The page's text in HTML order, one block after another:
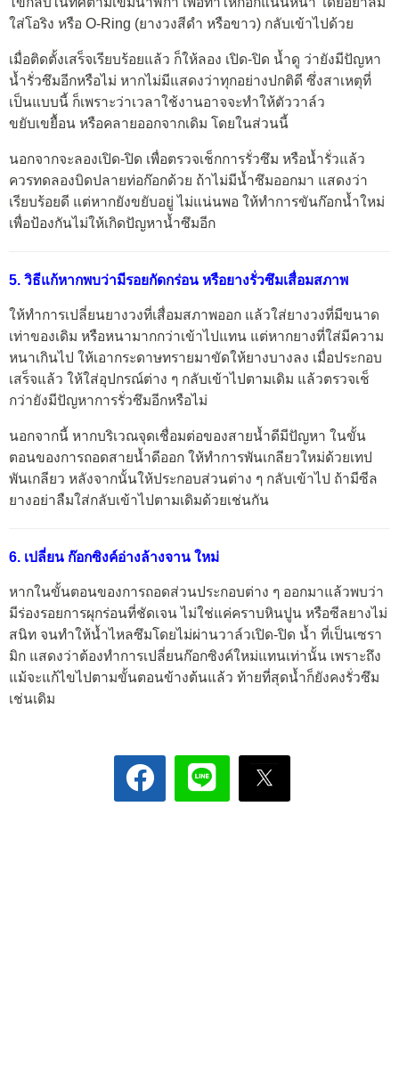
ใส่โอริง หรือ O-Ring (ยางวงสีดำ หรือขาว) กลับเข้าไปด้วย
เมื่อติดตั้งเสร็จเรียบร้อยแล้ว ก็ให้ลอง เปิด-ปิด น้ำดู ว่ายังมีปัญหา
น้ำรั่วซึมอีกหรือไม่ หากไม่มีแสดงว่าทุกอย่างปกติดี ซึ่งสาเหตุที่
เป็นแบบนี้ ก็เพราะว่าเวลาใช้งานอาจจะทำให้ตัววาล์ว
ขยับเขยื้อน หรือคลายออกจากเดิม โดยในส่วนนี้
นอกจากจะลองเปิด-ปิด เพื่อตรวจเช็กการรั่วซึม หรือน้ำรั่วแล้ว
ควรทดลองบิดปลายท่อก๊อกด้วย ถ้าไม่มีน้ำซึมออกมา แสดงว่า
เรียบร้อยดี แต่หากยังขยับอยู่ ไม่แน่นพอ ให้ทำการขันก๊อกน้ำใหม่
เพื่อป้องกันไม่ให้เกิดปัญหาน้ำซึมอีก
5. วิธีแก้หากพบว่ามีรอยกัดกร่อน หรือยางรั่วซึมเสื่อมสภาพ
ให้ทำการเปลี่ยนยางวงที่เสื่อมสภาพออก แล้วใส่ยางวงที่มีขนาด
เท่าของเดิม หรือหนามากกว่าเข้าไปแทน แต่หากยางที่ใส่มีความ
หนาเกินไป ให้เอากระดาษทรายมาขัดให้ยางบางลง เมื่อประกอบ
เสร็จแล้ว ให้ใส่อุปกรณ์ต่าง ๆ กลับเข้าไปตามเดิม แล้วตรวจเช็
กว่ายังมีปัญหาการรั่วซึมอีกหรือไม่
นอกจากนี้ หากบริเวณจุดเชื่อมต่อของสายน้ำดีมีปัญหา ในขั้น
ตอนของการถอดสายน้ำดีออก ให้ทำการพันเกลียวใหม่ด้วยเทป
พันเกลียว หลังจากนั้นให้ประกอบส่วนต่าง ๆ กลับเข้าไป ถ้ามีซีล
ยางอย่าลืมใส่กลับเข้าไปตามเดิมด้วยเช่นกัน
6. เปลี่ยน ก๊อกซิงค์อ่างล้างจาน ใหม่
หากในขั้นตอนของการถอดส่วนประกอบต่าง ๆ ออกมาแล้วพบว่า
มีร่องรอยการผุกร่อนที่ชัดเจน ไม่ใช่แค่คราบหินปูน หรือซีลยางไม่
สนิท จนทำให้น้ำไหลซึมโดยไม่ผ่านวาล์วเปิด-ปิด น้ำ ที่เป็นเซรา
มิก แสดงว่าต้องทำการเปลี่ยนก๊อกซิงค์ใหม่แทนเท่านั้น เพราะถึง
แม้จะแก้ไขไปตามขั้นตอนข้างต้นแล้ว ท้ายที่สุดน้ำก็ยังคงรั่วซึม
เช่นเดิม